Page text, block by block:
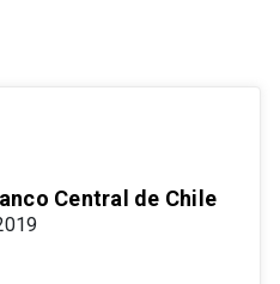
Central de Chile